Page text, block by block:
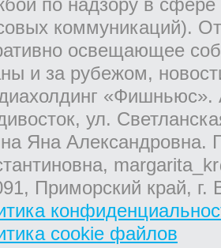
по надзору в
коммуникаций).
освещающее
и за рубежом,
«Фишньюс».
ул.
Яна Александровна.
Приморский край,
cookie файлов